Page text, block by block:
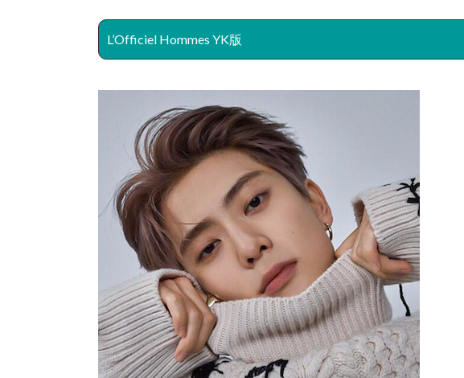
L’Officiel Hommes YK版